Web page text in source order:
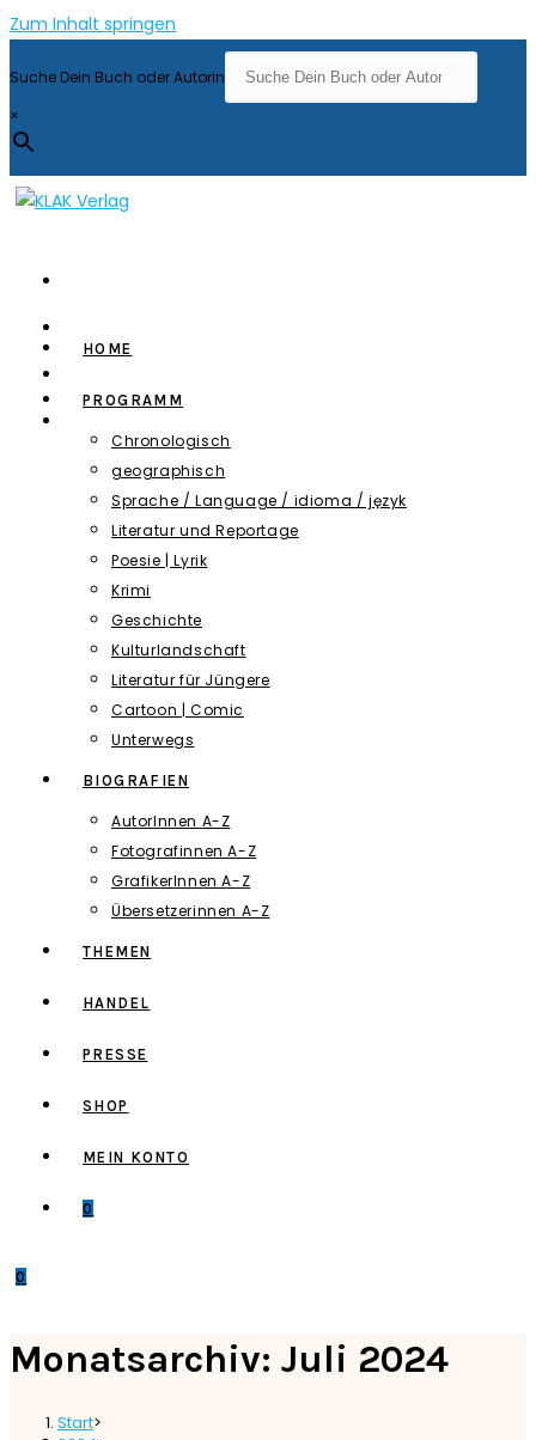
Zum Inhalt springen
Suche Dein Buch oder Autorin
×
HOME
PROGRAMM
Chronologisch
geographisch
Sprache / Language / idioma / język
Literatur und Reportage
Poesie | Lyrik
Krimi
Geschichte
Kulturlandschaft
Literatur für Jüngere
Cartoon | Comic
Unterwegs
BIOGRAFIEN
AutorInnen A-Z
Fotografinnen A-Z
GrafikerInnen A-Z
Übersetzerinnen A-Z
THEMEN
HANDEL
PRESSE
SHOP
MEIN KONTO
0
0
Monatsarchiv: Juli 2024
Start>